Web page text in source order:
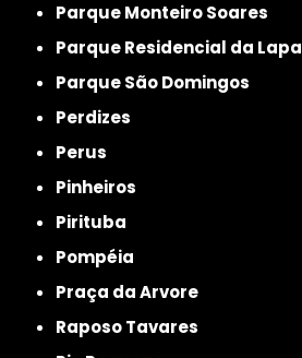
Parque Monteiro Soares
Parque Residencial da Lapa
Parque São Domingos
Perdizes
Perus
Pinheiros
Pirituba
Pompéia
Praça da Arvore
Raposo Tavares